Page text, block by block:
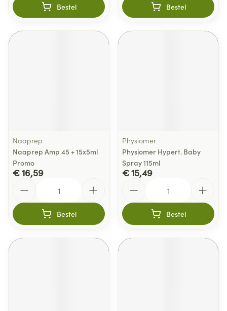
Bestel Bestel
Naaprep
Naaprep Amp 45 + 15x5ml
Promo
€ 16,59
Bestel
Physiomer
Physiomer Hypert. Baby
Spray 115ml
€ 15,49
Bestel